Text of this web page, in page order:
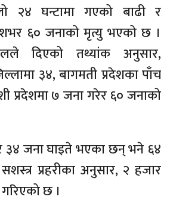
२४ घन्टामा गएको बाढी र
६० जनाको मृत्यु भएको छ ।
दिएको तथ्यांक अनुसार,
३४, बागमती प्रदेशका पाँच
प्रदेशमा ७ जना गरेर ६० जनाको
३४ जना घाइते भएका छन् भने ६४
प्रहरीका अनुसार, २ हजार
छ ।